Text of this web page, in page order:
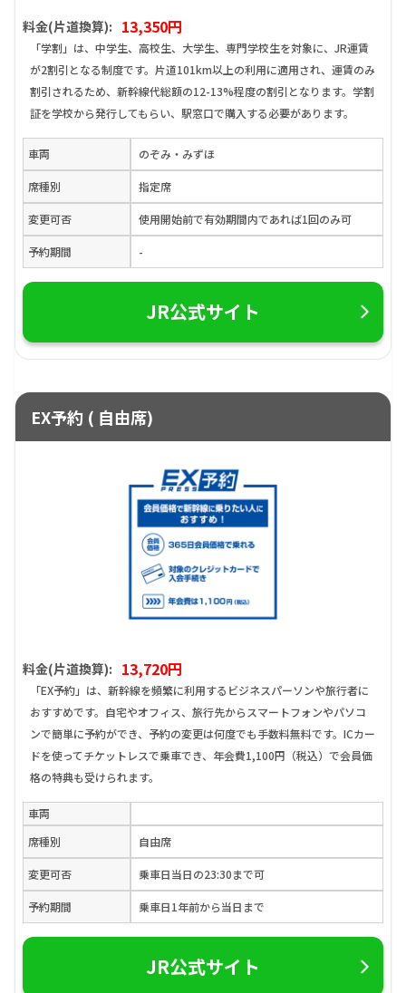
料金(片道換算): 13,350円
「学割」は、中学生、高校生、大学生、専門学校生を対象に、JR運賃
が2割引となる制度です。片道101km以上の利用に適用され、運賃のみ
割引されるため、新幹線代総額の12-13%程度の割引となります。学割
証を学校から発行してもらい、駅窓口で購入する必要があります。
車両 のぞみ・みずほ
席種別 指定席
変更可否 使用開始前で有効期間内であれば1回のみ可
予約期間 -
JR公式サイト
EX予約 ( 自由席)
料金(片道換算): 13,720円
「EX予約」は、新幹線を頻繁に利用するビジネスパーソンや旅行者に
おすすめです。自宅やオフィス、旅行先からスマートフォンやパソコ
ンで簡単に予約ができ、予約の変更は何度でも手数料無料です。ICカー
ドを使ってチケットレスで乗車でき、年会費1,100円（税込）で会員価
格の特典も受けられます。
車両
席種別
自由席
変更可否 乗車日当日の23:30まで可
予約期間 乗車日1年前から当日まで
JR公式サイト